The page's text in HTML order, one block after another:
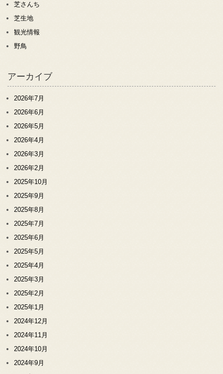
芝さんち
芝生地
観光情報
野鳥
アーカイブ
2026年7月
2026年6月
2026年5月
2026年4月
2026年3月
2026年2月
2025年10月
2025年9月
2025年8月
2025年7月
2025年6月
2025年5月
2025年4月
2025年3月
2025年2月
2025年1月
2024年12月
2024年11月
2024年10月
2024年9月